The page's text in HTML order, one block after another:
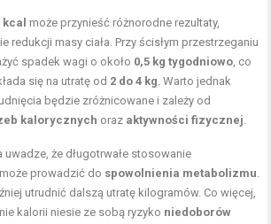
może przynieść różnorodne rezultaty,
redukcji masy ciała. Przy ścisłym przestrzeganiu
spadek wagi o około 0,5 kg tygodniowo, co
się na utratę od 2 do 4 kg. Warto jednak
będzie zróżnicowane i zależy od
kalorycznych oraz aktywności fizycznej.
uwadze, że długotrwałe stosowanie
prowadzić do spowolnienia metabolizmu.
utrudnić dalszą utratę kilogramów. Co więcej,
kalorii niesie ze sobą ryzyko niedoborów